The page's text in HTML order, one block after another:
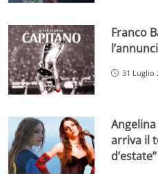
Franco
31 Luglio
arriva il
d’estate”